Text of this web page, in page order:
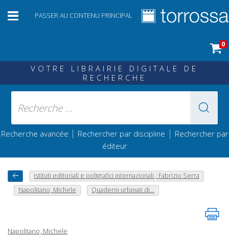
PASSER AU CONTENU PRINCIPAL
0
VOTRE LIBRAIRIE DIGITALE DE
RECHERCHE
Recherche avancée | Rechercher par discipline | Rechercher par
éditeur
Istituti editoriali e poligrafici internazionali ; Fabrizio Serra
Napolitano, Michele
Quaderni urbinati di...
Napolitano, Michele